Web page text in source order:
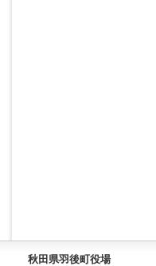
秋田県羽後町役場